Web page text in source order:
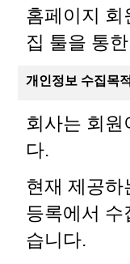
홈페이지 회
집 툴을 통
개인정보 수집목
회사는 회
다.
현재 제공하
등록에서 수
습니다.